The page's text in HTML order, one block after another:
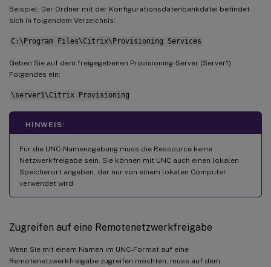
Beispiel: Der Ordner mit der Konfigurationsdatenbankdatei befindet
sich in folgendem Verzeichnis:
C:\Program Files\Citrix\Provisioning Services
Geben Sie auf dem freigegebenen Provisioning-Server (Server1)
Folgendes ein:
\server1\Citrix Provisioning
HINWEIS:
Für die UNC-Namensgebung muss die Ressource keine
Netzwerkfreigabe sein. Sie können mit UNC auch einen lokalen
Speicherort angeben, der nur von einem lokalen Computer
verwendet wird.
Zugreifen auf eine Remotenetzwerkfreigabe
Wenn Sie mit einem Namen im UNC-Format auf eine
Remotenetzwerkfreigabe zugreifen möchten, muss auf dem